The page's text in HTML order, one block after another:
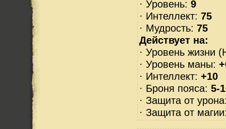
· Уровень: 9
· Интеллект: 75
· Мудрость: 75
Действует на:
· Уровень жизни
· Уровень маны:
· Интеллект: +10
· Броня пояса: 5-
· Защита от
· Защита от